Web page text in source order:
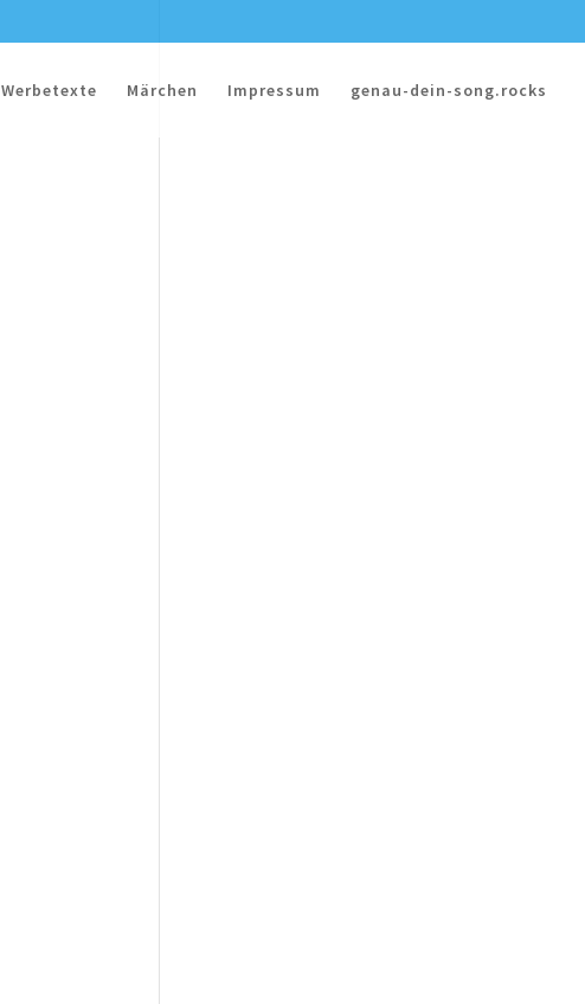
Werbetexte Märchen Impressum genau-dein-song.rocks